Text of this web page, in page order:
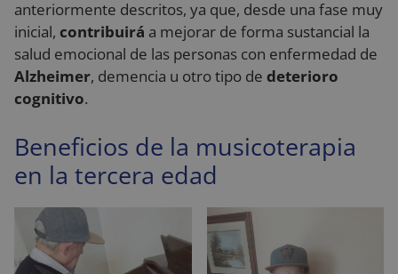
anteriormente descritos, ya que, desde una fase muy
inicial, contribuirá a mejorar de forma sustancial la
salud emocional de las personas con enfermedad de
Alzheimer, demencia u otro tipo de deterioro
cognitivo.
Beneficios de la musicoterapia
en la tercera edad